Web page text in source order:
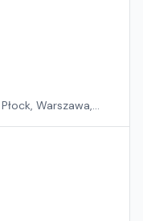
Warszawa,